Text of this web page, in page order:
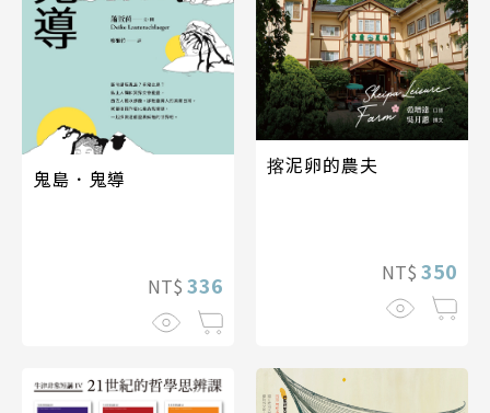
鬼島．鬼導
NT$ 336
揢泥卵的農夫
NT$ 350